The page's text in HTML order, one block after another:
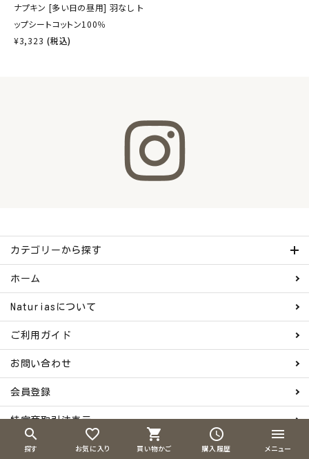
search
探す
favorite_border
お気に入り
shopping_cart
買い物かご
schedule
購入履歴
menu
メニュー
ナプキン [多い日の昼用] 羽なし ト
ップシートコットン100％
¥3,323 (税込)
カテゴリーから探す
ホーム
Naturiasについて
ご利用ガイド
お問い合わせ
会員登録
特定商取引法表示
プライバシーポリシー